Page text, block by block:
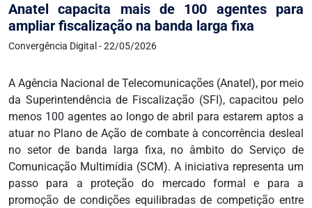
Anatel capacita mais de 100 agentes para
ampliar fiscalização na banda larga fixa
Convergência Digital - 22/05/2026
A Agência Nacional de Telecomunicações (Anatel), por meio
da Superintendência de Fiscalização (SFI), capacitou pelo
menos 100 agentes ao longo de abril para estarem aptos a
atuar no Plano de Ação de combate à concorrência desleal
no setor de banda larga fixa, no âmbito do Serviço de
Comunicação Multimídia (SCM). A iniciativa representa um
passo para a proteção do mercado formal e para a
promoção de condições equilibradas de competição entre